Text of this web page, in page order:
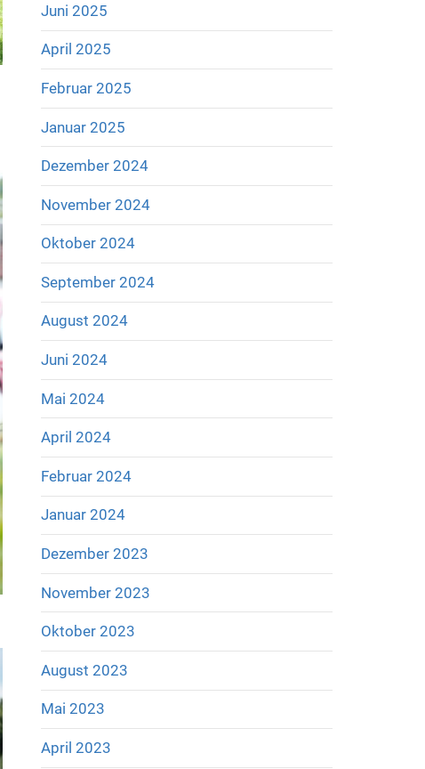
Juni 2025
April 2025
Februar 2025
Januar 2025
Dezember 2024
November 2024
Oktober 2024
September 2024
August 2024
Juni 2024
Mai 2024
April 2024
Februar 2024
Januar 2024
Dezember 2023
November 2023
Oktober 2023
August 2023
Mai 2023
April 2023